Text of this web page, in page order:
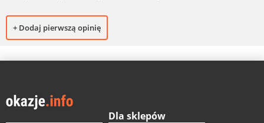
+ Dodaj pierwszą opinię
Dla sklepów